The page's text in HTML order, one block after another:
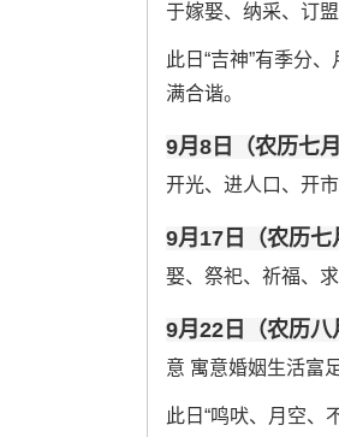
于嫁娶、纳采、订盟
此日“吉神”有季分
满合谐。
9月8日（农历七月
开光、进人口、开
9月17日（农历七
娶、祭祀、祈福、
9月22日（农历八
意 寓意婚姻生活富
此日“鸣吠、月空、